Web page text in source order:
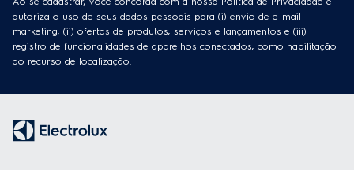
autoriza o uso de seus dados pessoais para (i) envio de e-mail
marketing, (ii) ofertas de produtos, serviços e lançamentos e (iii)
registro de funcionalidades de aparelhos conectados, como habilitação
do recurso de localização.